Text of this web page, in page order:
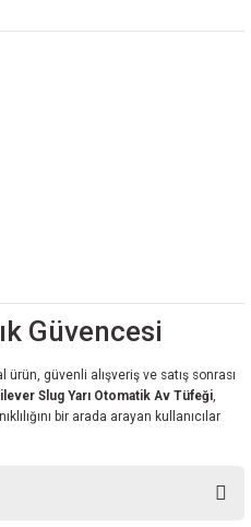
Güvencesi
ürün, güvenli alışveriş ve satış sonrası
Slug Yarı Otomatik Av Tüfeği,
bir arada arayan kullanıcılar